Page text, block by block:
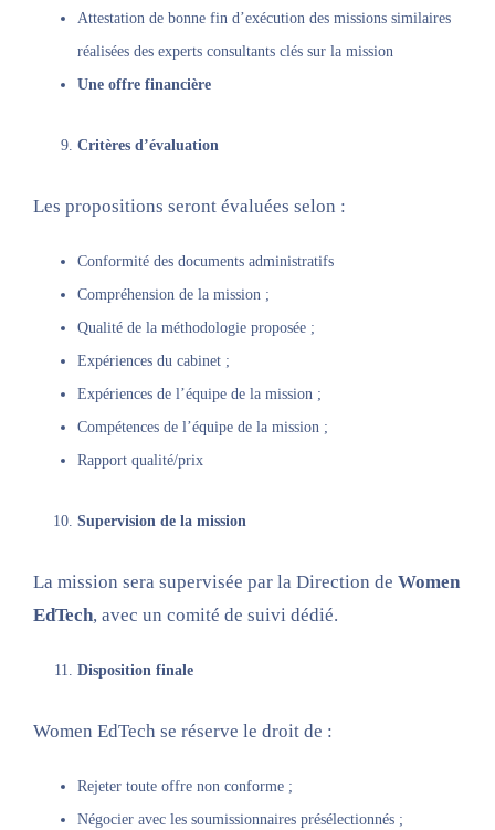
Attestation de bonne fin d’exécution des missions similaires
réalisées des experts consultants clés sur la mission
Une offre financière
Critères d’évaluation
Les propositions seront évaluées selon :
Conformité des documents administratifs
Compréhension de la mission ;
Qualité de la méthodologie proposée ;
Expériences du cabinet ;
Expériences de l’équipe de la mission ;
Compétences de l’équipe de la mission ;
Rapport qualité/prix
Supervision de la mission
La mission sera supervisée par la Direction de Women
EdTech, avec un comité de suivi dédié.
Disposition finale
Women EdTech se réserve le droit de :
Rejeter toute offre non conforme ;
Négocier avec les soumissionnaires présélectionnés ;